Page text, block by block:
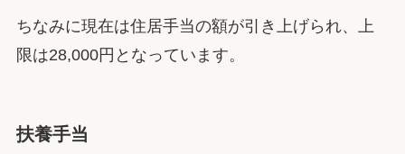
ちなみに現在は住居手当の額が引き上げられ、上
限は28,000円となっています。
扶養手当